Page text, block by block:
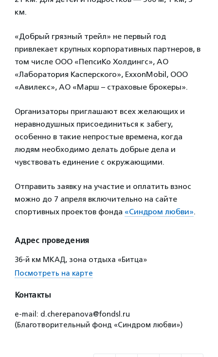
км.
«Добрый грязный трейл» не первый год
привлекает крупных корпоративных партнеров, в
том числе ООО «ПепсиКо Холдингс», АО
«Лаборатория Касперского», ExxonMobil, ООО
«Авилекс», АО «Марш – страховые брокеры».
Организаторы приглашают всех желающих и
неравнодушных присоединиться к забегу,
особенно в такие непростые времена, когда
людям необходимо делать добрые дела и
чувствовать единение с окружающими.
Отправить заявку на участие и оплатить взнос
можно до 7 апреля включительно на сайте
спортивных проектов фонда «Синдром любви».
Адрес проведения
36-й км МКАД, зона отдыха «Битца»
Посмотреть на карте
Контакты
e-mail: d.cherepanova@fondsl.ru
(Благотворительный фонд «Синдром любви»)